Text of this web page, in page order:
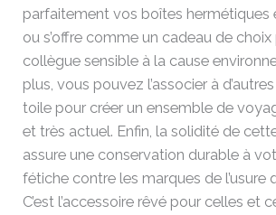
parfaitement vos boîtes hermétiques
ou s’offre comme un cadeau de choix
collègue sensible à la cause
plus, vous pouvez l’associer à
toile pour créer un ensemble de
et très actuel. Enfin, la solidité de
assure une conservation durable à
fétiche contre les marques de l’usure
C’est l’accessoire rêvé pour celles et